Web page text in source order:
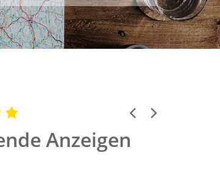
Anzeigen
Previous
Next